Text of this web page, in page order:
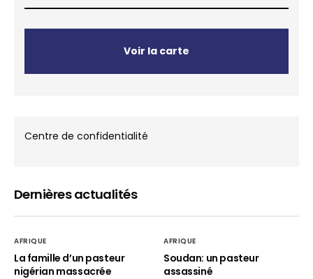
Voir la carte
Centre de confidentialité
Dernières actualités
AFRIQUE
La famille d’un pasteur
nigérian massacrée
AFRIQUE
Soudan: un pasteur
assassiné